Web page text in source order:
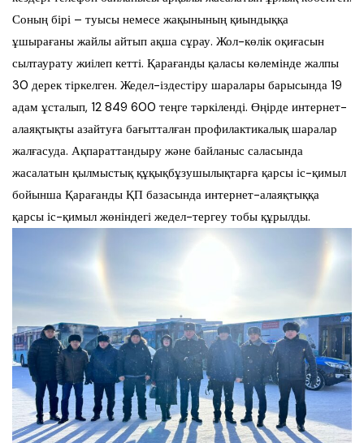
Соның бірі – туысы немесе жақынының қиындыққа
ұшырағаны жайлы айтып ақша сұрау. Жол-көлік оқиғасын
сылтаурату жиілеп кетті. Қарағанды қаласы көлемінде жалпы
30 дерек тіркелген. Жедел-іздестіру шаралары барысында 19
адам ұсталып, 12 849 600 теңге тәркіленді. Өңірде интернет-
алаяқтықты азайтуға бағытталған профилактикалық шаралар
жалғасуда. Ақпараттандыру және байланыс саласында
жасалатын қылмыстық құқықбұзушылықтарға қарсы іс-қимыл
бойынша Қарағанды ҚП базасында интернет-алаяқтыққа
қарсы іс-қимыл жөніндегі жедел-тергеу тобы құрылды.